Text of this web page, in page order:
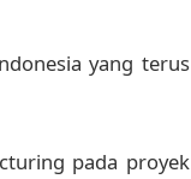
yang terus
pada proyek